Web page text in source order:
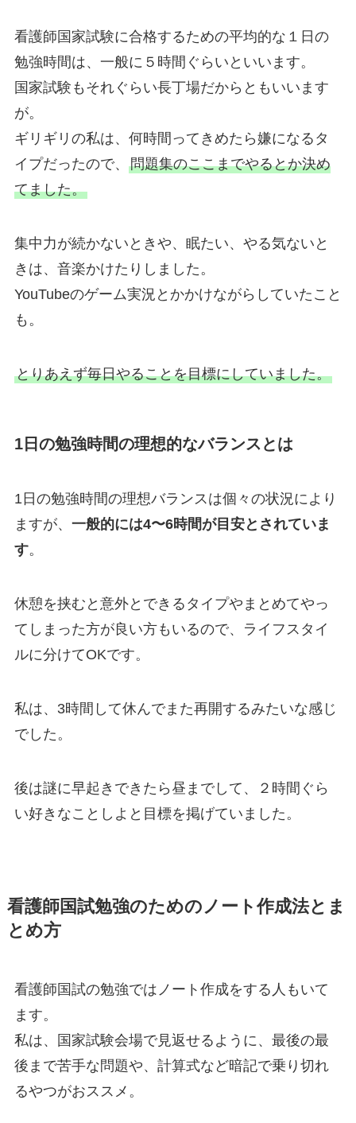
看護師国家試験に合格するための平均的な１日の
勉強時間は、一般に５時間ぐらいといいます。
国家試験もそれぐらい長丁場だからともいいます
が。
ギリギリの私は、何時間ってきめたら嫌になるタ
イプだったので、 問題集のここまでやるとか決め
てました。
集中力が続かないときや、眠たい、やる気ないと
きは、音楽かけたりしました。
YouTubeのゲーム実況とかかけながらしていたこと
も。
とりあえず毎日やることを目標にしていました。
1日の勉強時間の理想的なバランスとは
1日の勉強時間の理想バランスは個々の状況により
ますが、 一般的には4〜6時間が目安とされていま
す。
休憩を挟むと意外とできるタイプやまとめてやっ
てしまった方が良い方もいるので、ライフスタイ
ルに分けてOKです。
私は、3時間して休んでまた再開するみたいな感じ
でした。
後は謎に早起きできたら昼までして、２時間ぐら
い好きなことしよと目標を掲げていました。
看護師国試勉強のためのノート作成法とま
とめ方
看護師国試の勉強ではノート作成をする人もいて
ます。
私は、国家試験会場で見返せるように、最後の最
後まで苦手な問題や、計算式など暗記で乗り切れ
るやつがおススメ。